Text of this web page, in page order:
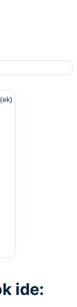
ide: